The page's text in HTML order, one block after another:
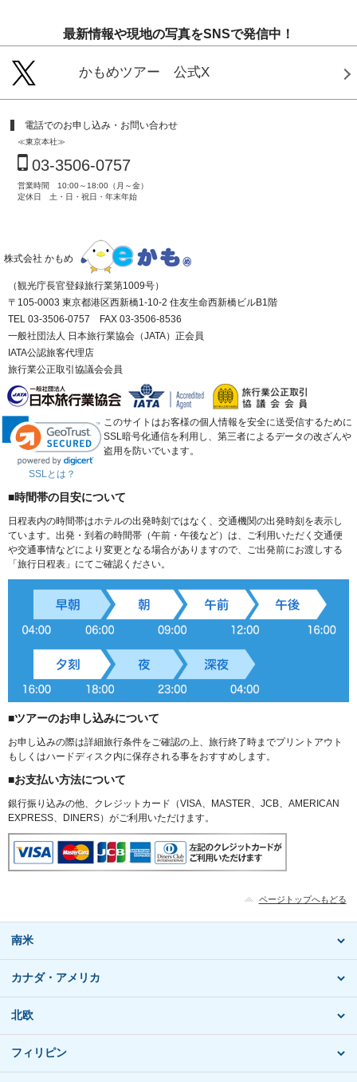
最新情報や現地の写真をSNSで発信中！
かもめツアー 公式X
電話でのお申し込み・お問い合わせ
≪東京本社≫
03-3506-0757
営業時間 10:00～18:00（月～金）
定休日 土・日・祝日・年末年始
株式会社 かもめ
（観光庁長官登録旅行業第1009号）
〒105-0003 東京都港区西新橋1-10-2 住友生命西新橋ビルB1階
TEL 03-3506-0757 FAX 03-3506-8536
一般社団法人 日本旅行業協会（JATA）正会員
IATA公認旅客代理店
旅行業公正取引協議会会員
SSLとは？
このサイトはお客様の個人情報を安全に送受信するために
SSL暗号化通信を利用し、第三者によるデータの改ざんや
盗用を防いでいます。
■時間帯の目安について
日程表内の時間帯はホテルの出発時刻ではなく、交通機関の出発時刻を表示し
ています。出発・到着の時間帯（午前・午後など）は、ご利用いただく交通便
や交通事情などにより変更となる場合がありますので、ご出発前にお渡しする
「旅行日程表」にてご確認ください。
■ツアーのお申し込みについて
お申し込みの際は詳細旅行条件をご確認の上、旅行終了時までプリントアウト
もしくはハードディスク内に保存される事をおすすめします。
■お支払い方法について
銀行振り込みの他、クレジットカード（VISA、MASTER、JCB、AMERICAN
EXPRESS、DINERS）がご利用いただけます。
ページトップへもどる
南米
カナダ・アメリカ
北欧
フィリピン